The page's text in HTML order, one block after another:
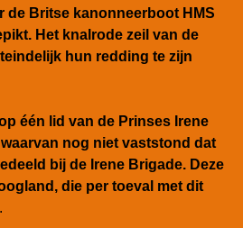
de Britse kanonneerboot HMS
Het knalrode zeil van de
hun redding te zijn
één lid van de Prinses Irene
nog niet vaststond dat
bij de Irene Brigade. Deze
die per toeval met dit
.